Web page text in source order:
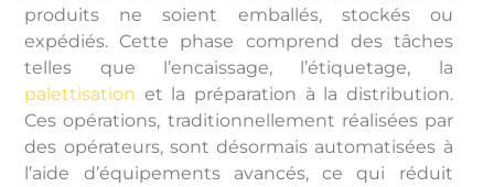
produits ne soient emballés, stockés ou
expédiés. Cette phase comprend des tâches
telles que l’encaissage, l’étiquetage, la
palettisation et la préparation à la distribution.
Ces opérations, traditionnellement réalisées par
des opérateurs, sont désormais automatisées à
l’aide d’équipements avancés, ce qui réduit